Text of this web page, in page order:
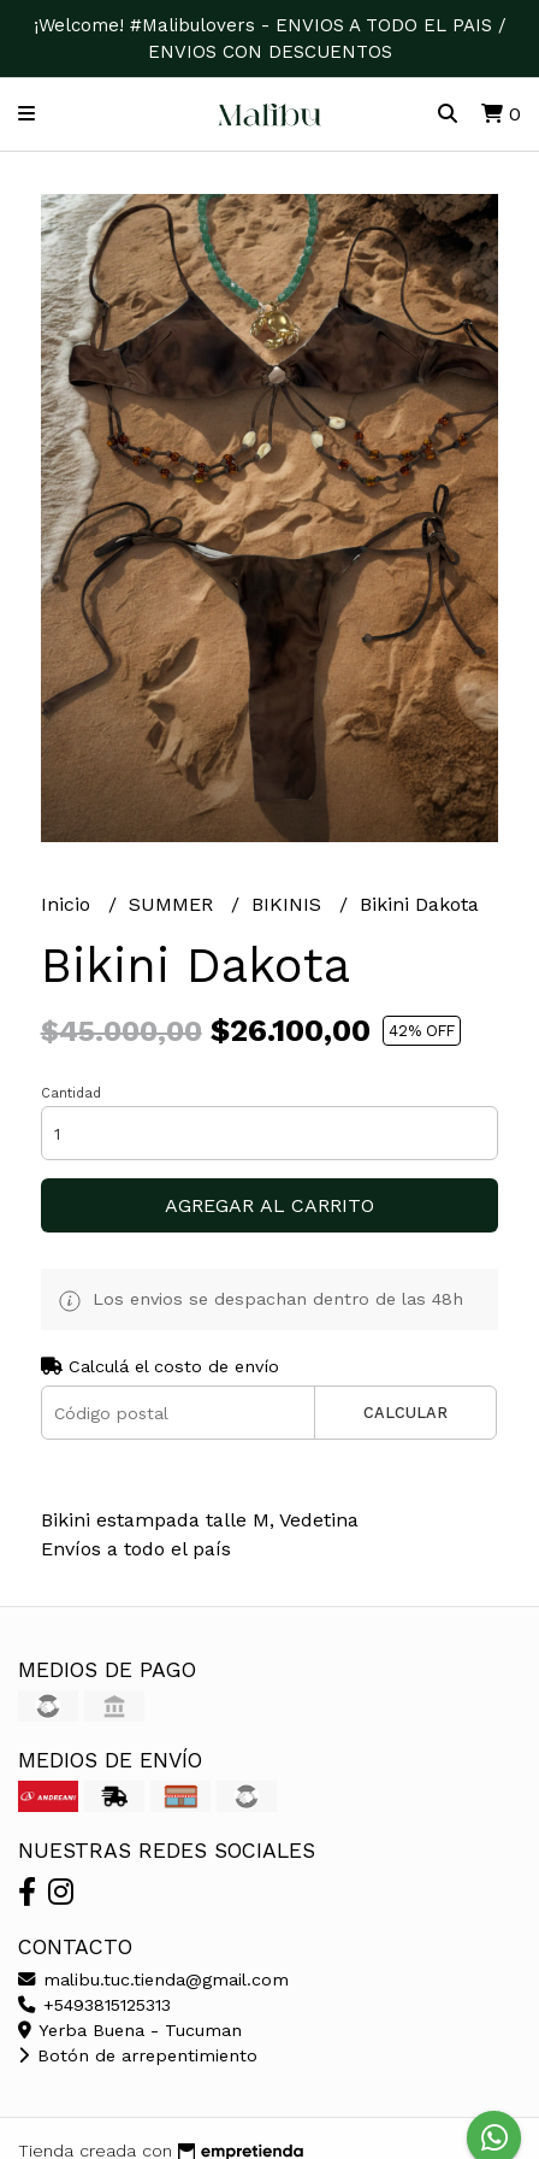
¡Welcome! #Malibulovers - ENVIOS A TODO EL PAIS /
ENVIOS CON DESCUENTOS
0
Inicio SUMMER BIKINIS Bikini Dakota
Bikini Dakota
$45.000,00$26.100,00 42% OFF
Cantidad
AGREGAR AL CARRITO
Los envios se despachan dentro de las 48h
Calculá el costo de envío
CALCULAR
Bikini estampada talle M, Vedetina
Envíos a todo el país
MEDIOS DE PAGO
MEDIOS DE ENVÍO
NUESTRAS REDES SOCIALES
CONTACTO
malibu.tuc.tienda@gmail.com
+5493815125313
Yerba Buena - Tucuman
Botón de arrepentimiento
Tienda creada con